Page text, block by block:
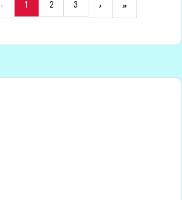
‹ 1 2 3 › »